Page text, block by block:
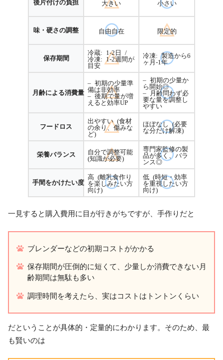
後片付けの負担 大きい 小さい
味・硬さの調整 自由自在 限定的
保存期間
冷蔵: 1-2日 /
冷凍: 1-2週間が
目安
冷凍: 製造から6
ヶ月-1年
月齢による消費量
– 初期の少量準
備は非効率
– 後期で量が増
えると効率UP
– 初期の少量か
ら開始◎
– 月齢問わず必
要な量を調整し
やすい
フードロス
出やすい (食材
の余り、傷みな
ど)
ほぼなし (必要
な分だけ解凍)
栄養バランス
自分で調整可能
(知識が必要)
専門家監修の製
品が多く、バラ
ンス◎
手間をかけたい度
高 (離乳食作り
を楽しみたい方
向け)
低 (時短・効率
を重視したい方
向け)
一見すると購入費用に目が行きがちですが、手作りだと
ブレンダーなどの初期コストがかかる
保存期間が圧倒的に短くて、少量しか消費できない月
齢期間は無駄も多い
調理時間を考えたら、実はコストはトントンくらい
だということが具体的・定量的にわかります。そのため、最
も賢いのは